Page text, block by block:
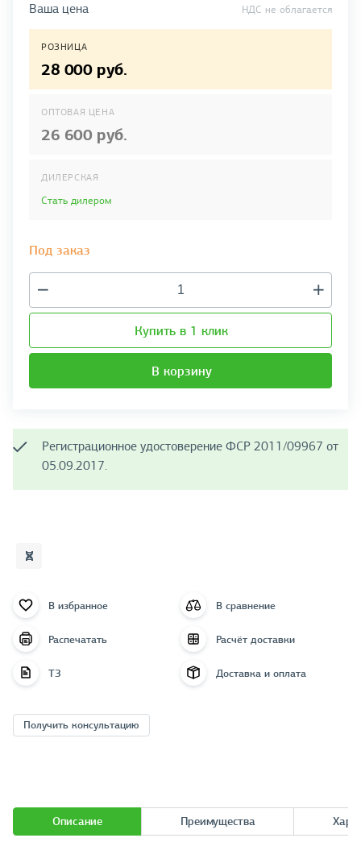
Ваша цена НДС не облагается
РОЗНИЦА
28 000 руб.
ОПТОВАЯ ЦЕНА
26 600 руб.
ДИЛЕРСКАЯ
Стать дилером
Под заказ
Купить в 1 клик
В корзину
Регистрационное удостоверение ФСР 2011/09967 от
05.09.2017.
В избранное В сравнение
Распечатать Расчёт доставки
ТЗ Доставка и оплата
Получить консультацию
Описание Преимущества